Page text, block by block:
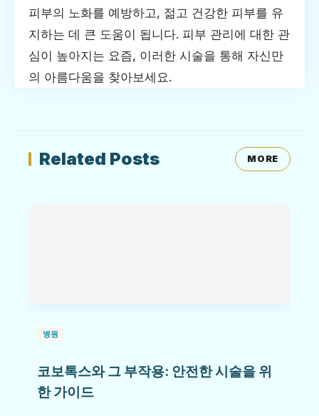
피부의 노화를 예방하고, 젊고 건강한 피부를 유
지하는 데 큰 도움이 됩니다. 피부 관리에 대한 관
심이 높아지는 요즘, 이러한 시술을 통해 자신만
의 아름다움을 찾아보세요.
Related Posts MORE
병원
코보톡스와 그 부작용: 안전한 시술을 위
한 가이드